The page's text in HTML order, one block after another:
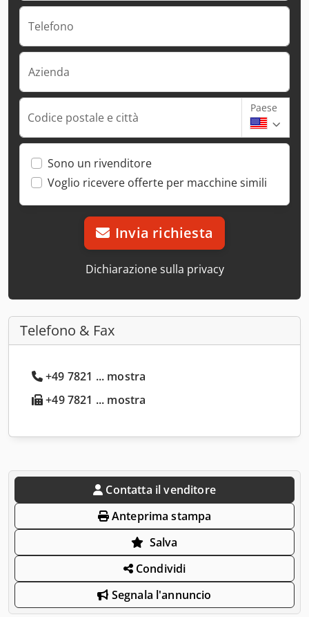
Telefono
Azienda
Codice postale e città
Paese
Sono un rivenditore
Voglio ricevere offerte per macchine simili
Invia richiesta
Dichiarazione sulla privacy
Telefono & Fax
+49 7821 ... mostra
+49 7821 ... mostra
Contatta il venditore
Anteprima stampa
Salva
Condividi
Segnala l'annuncio